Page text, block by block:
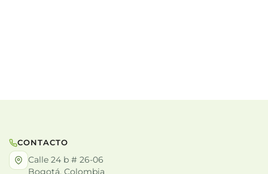
CONTACTO
Calle 24 b # 26-06
Bogotá, Colombia